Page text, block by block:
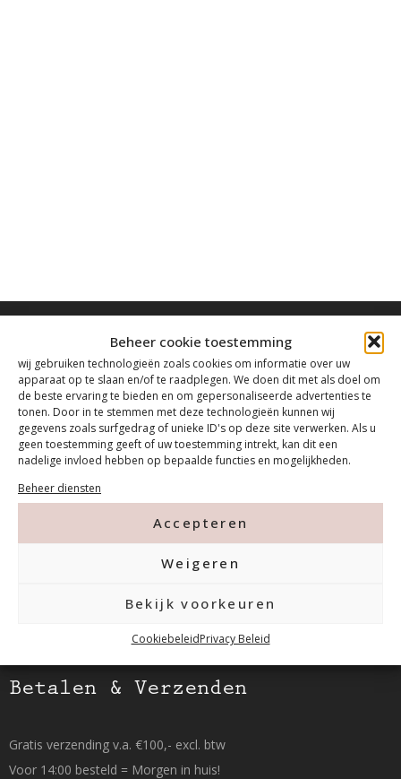
Beheer cookie toestemming
wij gebruiken technologieën zoals cookies om informatie over uw
apparaat op te slaan en/of te raadplegen. We doen dit met als doel om
de beste ervaring te bieden en om gepersonaliseerde advertenties te
tonen. Door in te stemmen met deze technologieën kunnen wij
gegevens zoals surfgedrag of unieke ID's op deze site verwerken. Als u
geen toestemming geeft of uw toestemming intrekt, kan dit een
nadelige invloed hebben op bepaalde functies en mogelijkheden.
Beheer diensten
Accepteren
Weigeren
Bekijk voorkeuren
CookiebeleidPrivacy Beleid
Contact
Tanthofdreef 7 2623 EW Delft
015-2120822
Betalen & Verzenden
Gratis verzending v.a. €100,- excl. btw
Voor 14:00 besteld = Morgen in huis!